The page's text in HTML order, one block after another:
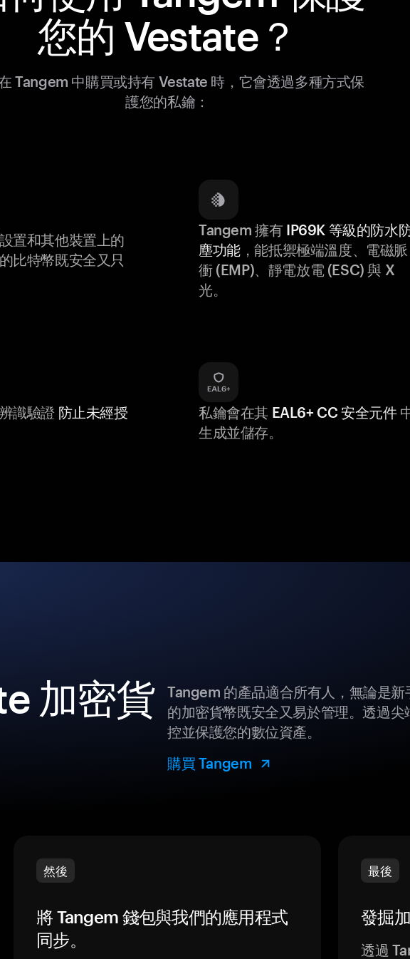
您的 Vestate？
Tangem 中購買或持有 Vestate 時，它會透過多種方式保
護您的私鑰：
置和其他裝置上的
比特幣既安全又只
Tangem 擁有 IP69K 等級的防水
塵功能，能抵禦極端溫度、電磁脈
衝 (EMP)、靜電放電 (ESC) 與 X
光。
識驗證 防止未經授
私鑰會在其 EAL6+ CC 安全元件
生成並儲存。
加密貨
Tangem 的產品適合所有人，無論是
的加密貨幣既安全又易於管理。透過
控並保護您的數位資產。
購買 Tangem
然後
將 Tangem 錢包與我們的應用程式
同步。
最後
發掘
透過